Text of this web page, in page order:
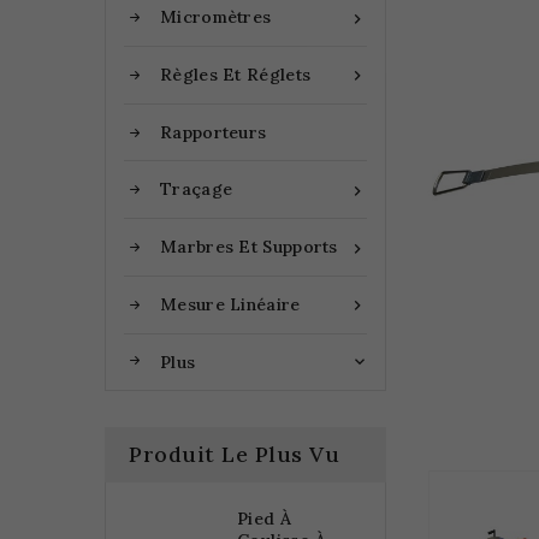

Micromètres

Règles Et Réglets
Rapporteurs

Traçage

Marbres Et Supports

Mesure Linéaire
Plus 
Produit Le Plus Vu
Pied À